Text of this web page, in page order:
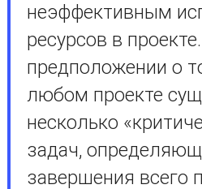
неэффективным
ресурсов в
предположении о
любом проекте
несколько
задач,
завершения всего